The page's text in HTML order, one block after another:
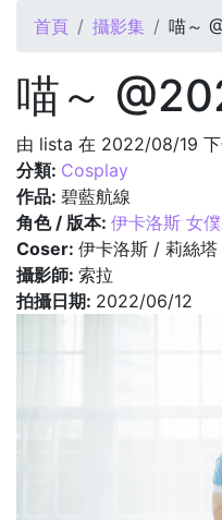
您在這裡
首頁 攝影集 喵～
喵～
由 lista 在 2022/08/19 下
分類: Cosplay
作品: 碧藍航線
角色 / 版本: 伊卡洛斯 女
Coser: 伊卡洛斯 / 莉絲塔
攝影師: 索拉
拍攝日期: 2022/06/12